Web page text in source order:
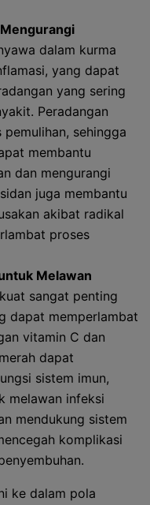
dalam kurma
yang dapat
yang sering
Peradangan
sehingga
membantu
dan mengurangi
juga membantu
akibat radikal
proses
Melawan
sangat penting
dapat memperlambat
vitamin C dan
dapat
sistem imun,
melawan infeksi
mendukung sistem
komplikasi
ke dalam pola